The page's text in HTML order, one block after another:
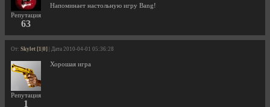
Репутация
63
Напоминает настольную игру Bang!
От: Skylet [1|0] | Дата 2010-04-01 05:36:28
Репутация
1
Хорошая игра